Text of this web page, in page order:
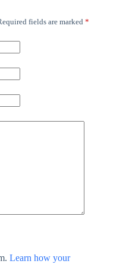
fields are marked *
Learn how your